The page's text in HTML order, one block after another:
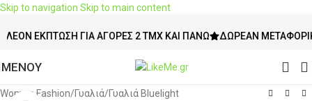
Skip to navigation Skip to main content
ΈΚΠΤΩΣΗ ΓΙΑ ΑΓΟΡΈΣ 2 ΤΜΧ ΚΑΙ ΠΆΝΩ ΔΩΡΕΆΝ ΜΕΤΑΦΟΡΙΚΆ
ΜΕΝΟΥ
Women Fashion/Γυαλιά/Γυαλιά Bluelight